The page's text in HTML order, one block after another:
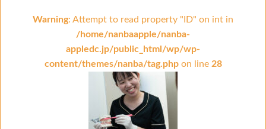
Warning: Attempt to read property "ID" on int in
/home/nanbaapple/nanba-
appledc.jp/public_html/wp/wp-
content/themes/nanba/tag.phpon line 28